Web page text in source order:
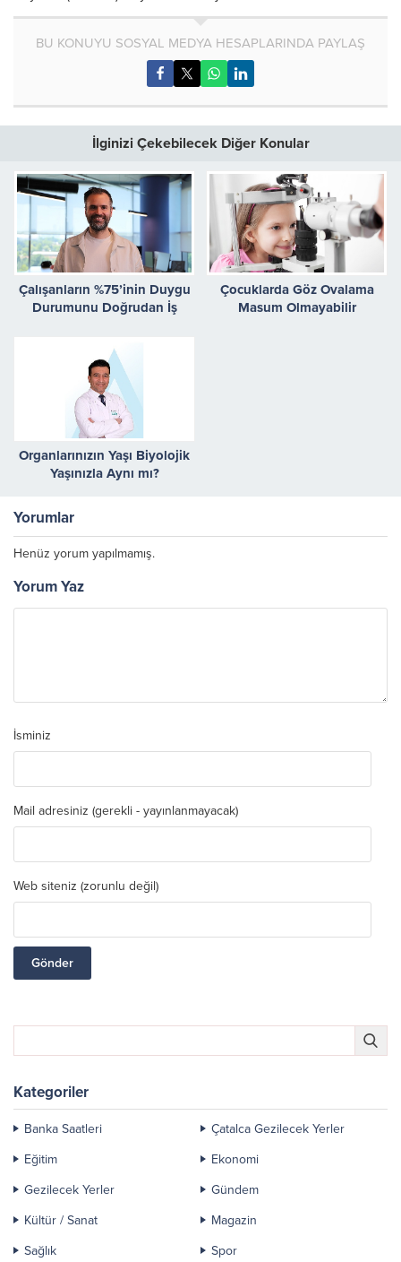
BU KONUYU SOSYAL MEDYA HESAPLARINDA PAYLAŞ
İlginizi Çekebilecek Diğer Konular
Çalışanların %75’inin Duygu
Durumunu Doğrudan İş
Çocuklarda Göz Ovalama
Masum Olmayabilir
Organlarınızın Yaşı Biyolojik
Yaşınızla Aynı mı?
Yorumlar
Henüz yorum yapılmamış.
Yorum Yaz
İsminiz
Mail adresiniz (gerekli - yayınlanmayacak)
Web siteniz (zorunlu değil)
Kategoriler
Banka Saatleri
Çatalca Gezilecek Yerler
Eğitim
Ekonomi
Gezilecek Yerler
Gündem
Kültür / Sanat
Magazin
Sağlık
Spor